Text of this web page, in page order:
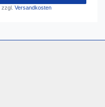
zzgl.Versandkosten